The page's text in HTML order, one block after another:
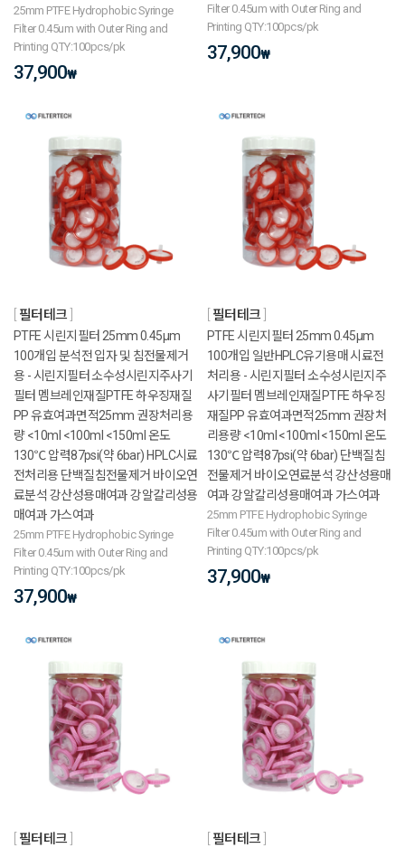
25mm PTFE Hydrophobic Syringe
Filter 0.45um with Outer Ring and
Printing QTY:100pcs/pk
37,900₩
Filter 0.45um with Outer Ring and
Printing QTY:100pcs/pk
37,900₩
필터테크
PTFE 시린지필터 25mm 0.45μm
100개입 분석전 입자 및 침전물제거
용 - 시린지필터 소수성시린지주사기
필터 멤브레인재질PTFE 하우징재질
PP 유효여과면적25mm 권장처리용
량 <10ml <100ml <150ml 온도
130℃ 압력87psi(약 6bar) HPLC시료
전처리용 단백질침전물제거 바이오연
료분석 강산성용매여과 강알칼리성용
매여과 가스여과
25mm PTFE Hydrophobic Syringe
Filter 0.45um with Outer Ring and
Printing QTY:100pcs/pk
37,900₩
필터테크
PTFE 시린지필터 25mm 0.45μm
100개입 일반HPLC유기용매 시료전
처리용 - 시린지필터 소수성시린지주
사기필터 멤브레인재질PTFE 하우징
재질PP 유효여과면적25mm 권장처
리용량 <10ml <100ml <150ml 온도
130℃ 압력87psi(약 6bar) 단백질침
전물제거 바이오연료분석 강산성용매
여과 강알칼리성용매여과 가스여과
25mm PTFE Hydrophobic Syringe
Filter 0.45um with Outer Ring and
Printing QTY:100pcs/pk
37,900₩
필터테크 필터테크